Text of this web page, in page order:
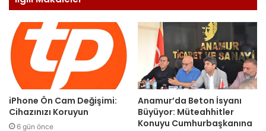
iPhone Ön Cam Değişimi:
Cihazınızı Koruyun
6 gün önce
Anamur’da Beton İsyanı
Büyüyor: Müteahhitler
Konuyu Cumhurbaşkanına